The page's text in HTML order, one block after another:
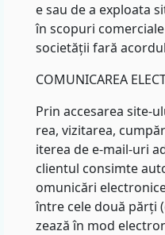
e sau de a exploata
în scopuri
societății fară
COMUNICAREA
Prin accesarea site-
rea, vizitarea,
iterea de e-mail-uri
clientul consimte
omunicări
între cele două părți
zează în mod